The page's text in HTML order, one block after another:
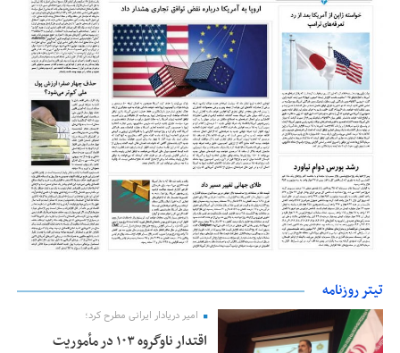
تیتر روزنامه
امیر دریادار ایرانی مطرح کرد؛
اقتدار ناوگروه ۱۰۳ در مأموریت‌